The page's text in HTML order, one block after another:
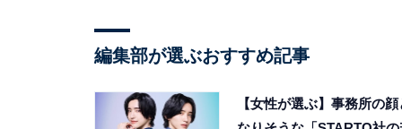
編集部が選ぶおすすめ記事
【女性が選ぶ】事務所の顔